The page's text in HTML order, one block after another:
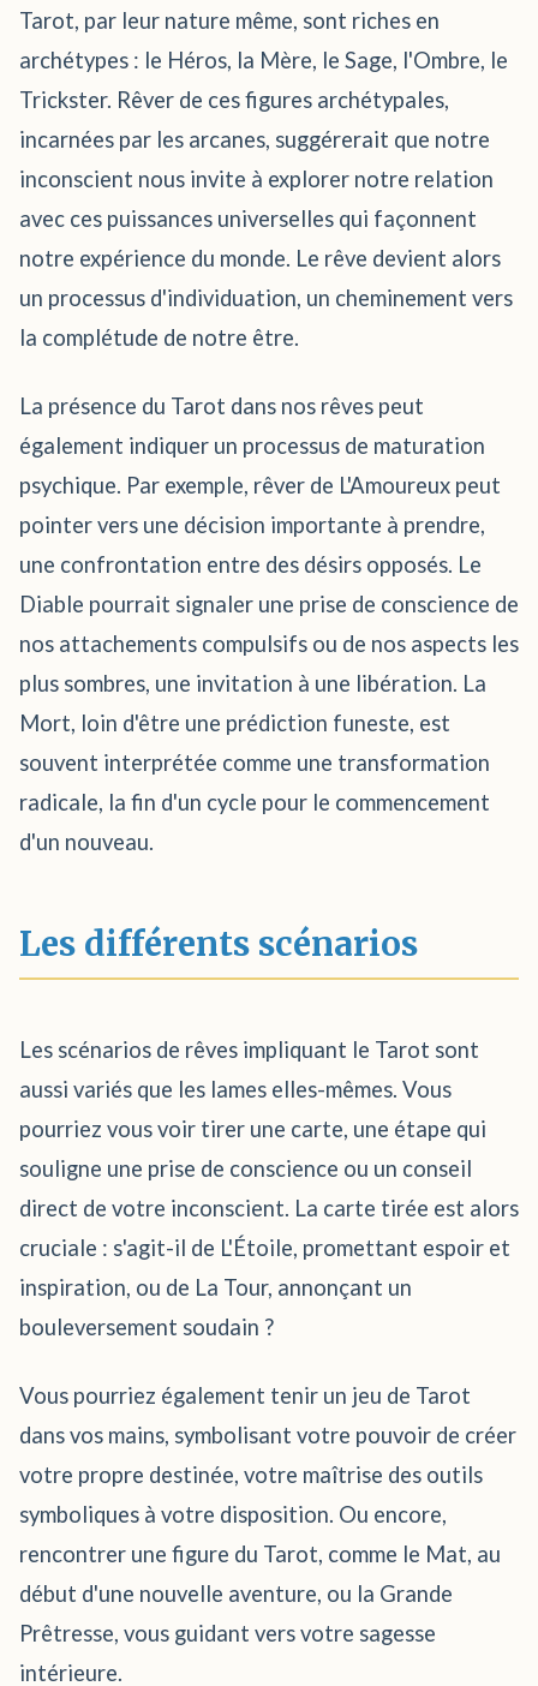
Tarot, par leur nature même, sont riches en
archétypes : le Héros, la Mère, le Sage, l'Ombre, le
Trickster. Rêver de ces figures archétypales,
incarnées par les arcanes, suggérerait que notre
inconscient nous invite à explorer notre relation
avec ces puissances universelles qui façonnent
notre expérience du monde. Le rêve devient alors
un processus d'individuation, un cheminement vers
la complétude de notre être.
La présence du Tarot dans nos rêves peut
également indiquer un processus de maturation
psychique. Par exemple, rêver de L'Amoureux peut
pointer vers une décision importante à prendre,
une confrontation entre des désirs opposés. Le
Diable pourrait signaler une prise de conscience de
nos attachements compulsifs ou de nos aspects les
plus sombres, une invitation à une libération. La
Mort, loin d'être une prédiction funeste, est
souvent interprétée comme une transformation
radicale, la fin d'un cycle pour le commencement
d'un nouveau.
Les différents scénarios
Les scénarios de rêves impliquant le Tarot sont
aussi variés que les lames elles-mêmes. Vous
pourriez vous voir tirer une carte, une étape qui
souligne une prise de conscience ou un conseil
direct de votre inconscient. La carte tirée est alors
cruciale : s'agit-il de L'Étoile, promettant espoir et
inspiration, ou de La Tour, annonçant un
bouleversement soudain ?
Vous pourriez également tenir un jeu de Tarot
dans vos mains, symbolisant votre pouvoir de créer
votre propre destinée, votre maîtrise des outils
symboliques à votre disposition. Ou encore,
rencontrer une figure du Tarot, comme le Mat, au
début d'une nouvelle aventure, ou la Grande
Prêtresse, vous guidant vers votre sagesse
intérieure.